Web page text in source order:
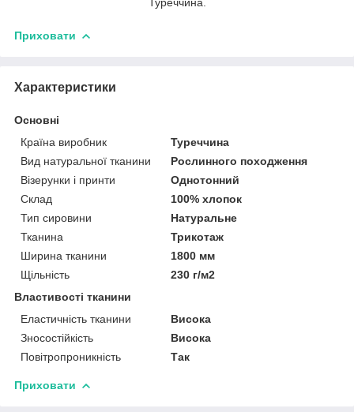
Приховати
Характеристики
Основні
Країна виробник
Туреччина
Вид натуральної тканини
Рослинного походження
Візерунки і принти
Однотонний
Склад
100% хлопок
Тип сировини
Натуральне
Тканина
Трикотаж
Ширина тканини
1800 мм
Щільність
230 г/м2
Властивості тканини
Еластичність тканини
Висока
Зносостійкість
Висока
Повітропроникність
Так
Приховати